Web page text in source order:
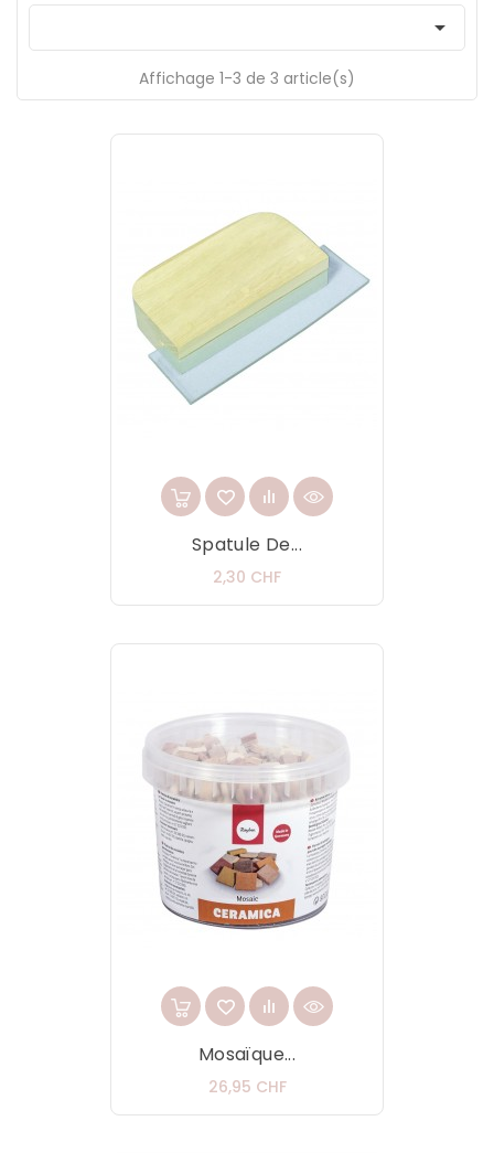

Affichage 1-3 de 3 article(s)
Spatule De...
2,30 CHFPrix
Mosaïque...
26,95 CHFPrix